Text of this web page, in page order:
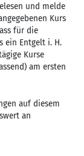
und melde
Kurs
für die
ein Entgelt i. H.
Kurse
am ersten
auf diesem
an